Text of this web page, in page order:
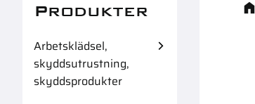
Produkter
Arbetsklädsel,
skyddsutrustning,
skyddsprodukter